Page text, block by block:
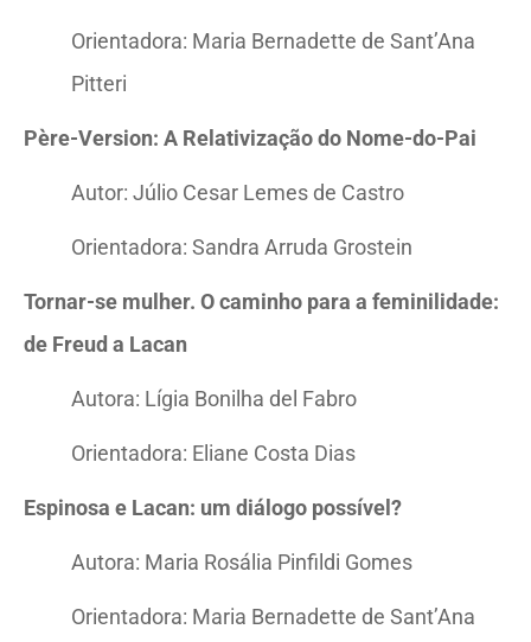
Orientadora: Maria Bernadette de Sant’Ana
Pitteri
Père-Version: A Relativização do Nome-do-Pai
Autor: Júlio Cesar Lemes de Castro
Orientadora: Sandra Arruda Grostein
Tornar-se mulher. O caminho para a feminilidade:
de Freud a Lacan
Autora: Lígia Bonilha del Fabro
Orientadora: Eliane Costa Dias
Espinosa e Lacan: um diálogo possível?
Autora: Maria Rosália Pinfildi Gomes
Orientadora: Maria Bernadette de Sant’Ana